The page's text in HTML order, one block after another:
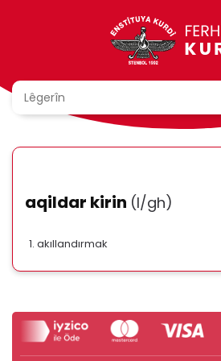
aqildar kirin (l/gh)
akıllandırmak